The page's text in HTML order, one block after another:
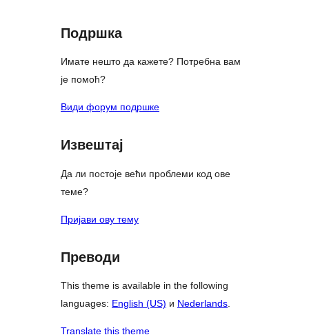
Подршка
Имате нешто да кажете? Потребна вам
је помоћ?
Види форум подршке
Извештај
Да ли постоје већи проблеми код ове
теме?
Пријави ову тему
Преводи
This theme is available in the following
languages: English (US) и Nederlands.
Translate this theme